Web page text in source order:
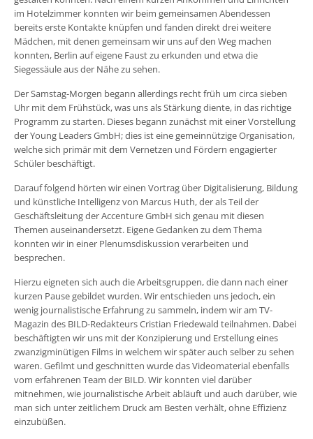
im Hotelzimmer konnten wir beim gemeinsamen Abendessen
bereits erste Kontakte knüpfen und fanden direkt drei weitere
Mädchen, mit denen gemeinsam wir uns auf den Weg machen
konnten, Berlin auf eigene Faust zu erkunden und etwa die
Siegessäule aus der Nähe zu sehen.
Der Samstag-Morgen begann allerdings recht früh um circa sieben
Uhr mit dem Frühstück, was uns als Stärkung diente, in das richtige
Programm zu starten. Dieses begann zunächst mit einer Vorstellung
der Young Leaders GmbH; dies ist eine gemeinnützige Organisation,
welche sich primär mit dem Vernetzen und Fördern engagierter
Schüler beschäftigt.
Darauf folgend hörten wir einen Vortrag über Digitalisierung, Bildung
und künstliche Intelligenz von Marcus Huth, der als Teil der
Geschäftsleitung der Accenture GmbH sich genau mit diesen
Themen auseinandersetzt. Eigene Gedanken zu dem Thema
konnten wir in einer Plenumsdiskussion verarbeiten und
besprechen.
Hierzu eigneten sich auch die Arbeitsgruppen, die dann nach einer
kurzen Pause gebildet wurden. Wir entschieden uns jedoch, ein
wenig journalistische Erfahrung zu sammeln, indem wir am TV-
Magazin des BILD-Redakteurs Cristian Friedewald teilnahmen. Dabei
beschäftigten wir uns mit der Konzipierung und Erstellung eines
zwanzigminütigen Films in welchem wir später auch selber zu sehen
waren. Gefilmt und geschnitten wurde das Videomaterial ebenfalls
vom erfahrenen Team der BILD. Wir konnten viel darüber
mitnehmen, wie journalistische Arbeit abläuft und auch darüber, wie
man sich unter zeitlichem Druck am Besten verhält, ohne Effizienz
einzubüßen.